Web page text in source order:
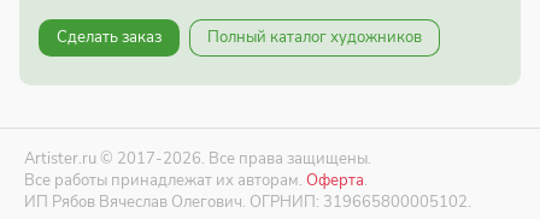
Сделать заказ Полный каталог художников
Artister.ru © 2017-2026. Все права защищены.
Все работы принадлежат их авторам. Оферта.
ИП Рябов Вячеслав Олегович. ОГРНИП: 319665800005102.